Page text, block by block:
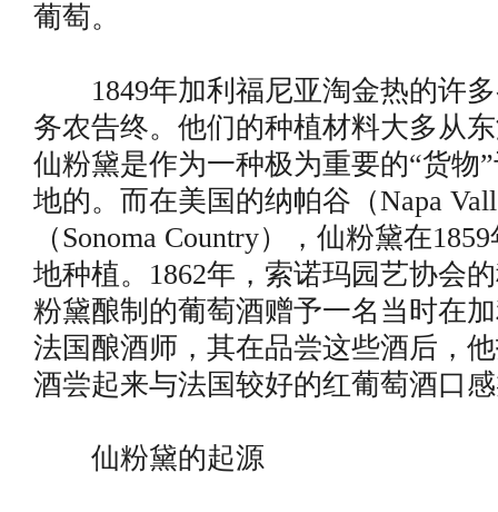
葡萄。
1849年加利福尼亚淘金热的许多
务农告终。他们的种植材料大多从
仙粉黛是作为一种极为重要的“货物
地的。而在美国的纳帕谷（Napa
（Sonoma Country），仙粉黛在
地种植。1862年，索诺玛园艺协会
粉黛酿制的葡萄酒赠予一名当时在
法国酿酒师，其在品尝这些酒后，
酒尝起来与法国较好的红葡萄酒口
仙粉黛的起源